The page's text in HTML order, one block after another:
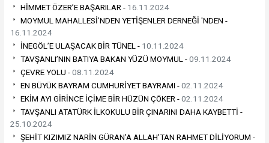
HİMMET ÖZER’E BAŞARILAR - 16.11.2024
MOYMUL MAHALLESİ’NDEN YETİŞENLER DERNEĞİ 'NDEN -
16.11.2024
İNEGÖL’E ULAŞACAK BİR TÜNEL - 10.11.2024
TAVŞANLI’NIN BATIYA BAKAN YÜZÜ MOYMUL -09.11.2024
ÇEVRE YOLU -08.11.2024
EN BÜYÜK BAYRAM CUMHURİYET BAYRAMI -02.11.2024
EKİM AYI GİRİNCE İÇİME BİR HÜZÜN ÇÖKER -02.11.2024
TAVŞANLI ATATÜRK İLKOKULU BİR ÇINARINI DAHA KAYBETTİ -
25.10.2024
ŞEHİT KIZIMIZ NARİN GÜRAN’A ALLAH’TAN RAHMET DİLİYORUM -